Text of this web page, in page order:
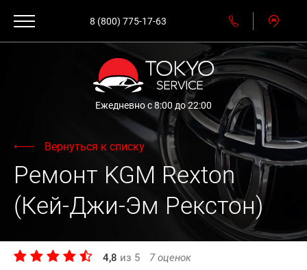
8 (800) 775-17-63
Ежедневно с 8:00 до 22:00
Вернуться к списку
Ремонт KGM Rexton
(Кей-Джи-Эм Рекстон)
4,8 из 5 7оценок